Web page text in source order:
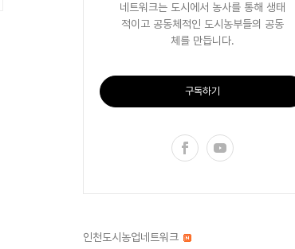
네트워크는 도시에서 농사를 통해 생태
적이고 공동체적인 도시농부들의 공동
체를 만듭니다.
구독하기
인천도시농업네트워크